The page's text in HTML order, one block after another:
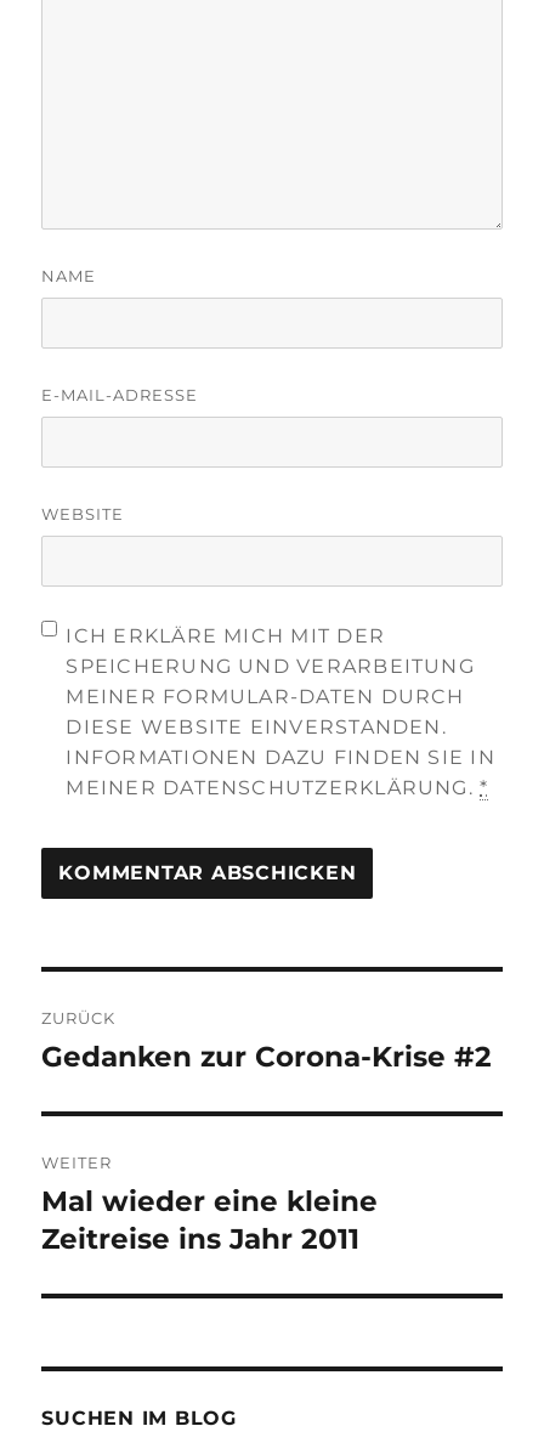
NAME
E-MAIL-ADRESSE
WEBSITE
ICH ERKLÄRE MICH MIT DER
SPEICHERUNG UND VERARBEITUNG
MEINER FORMULAR-DATEN DURCH
DIESE WEBSITE EINVERSTANDEN.
INFORMATIONEN DAZU FINDEN SIE IN
MEINER DATENSCHUTZERKLÄRUNG.*
ZURÜCK
Vorheriger
Gedanken zur Corona-Krise #2
WEITER
Nächster
Beitrag:
Mal wieder eine kleine
Zeitreise ins Jahr 2011
SUCHEN IM BLOG